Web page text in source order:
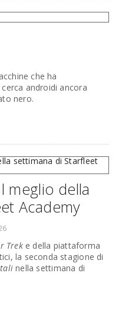
che ha
androidi ancora
nero.
meglio della
Academy
Treke della piattaforma
la seconda stagione di
nella settimana di